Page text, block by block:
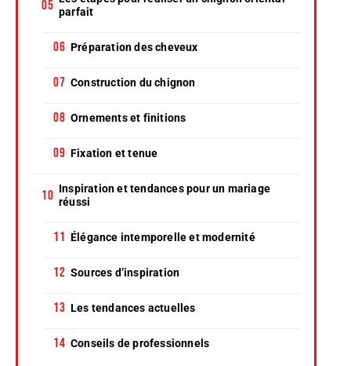
parfait
Préparation des cheveux
Construction du chignon
Ornements et finitions
Fixation et tenue
Inspiration et tendances pour un mariage
réussi
Élégance intemporelle et modernité
Sources d’inspiration
Les tendances actuelles
Conseils de professionnels